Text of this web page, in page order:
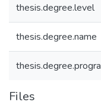
thesis.degree.level
thesis.degree.name
Files